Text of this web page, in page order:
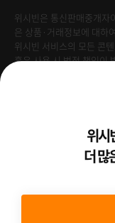
위시빈은 통신판매중개자
은 상품·거래정보에 대하
위시빈 서비스의 모든 콘
혹은 사용 시 법적 책임이
Venture Enterprise위시
더 많